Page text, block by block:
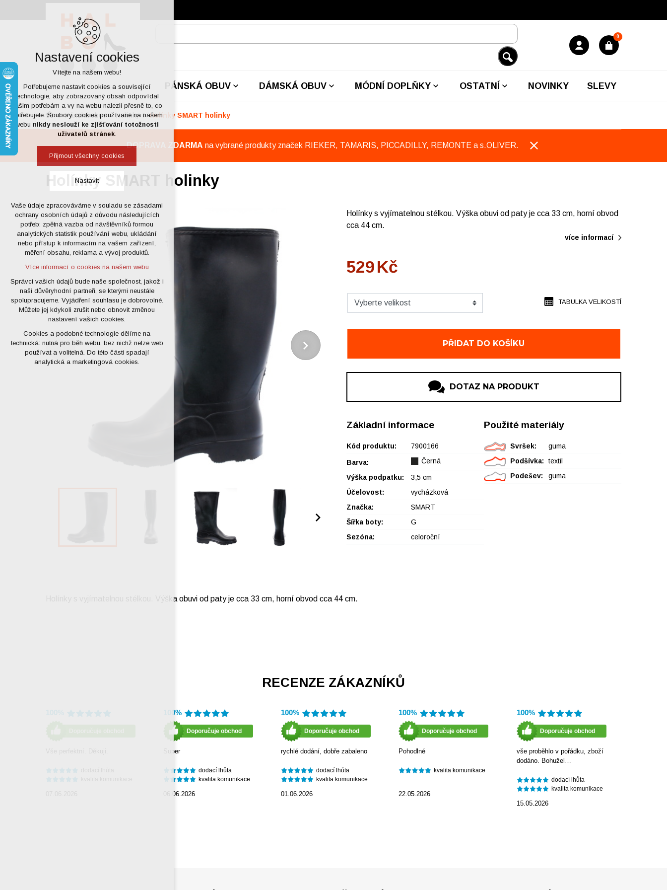
0
PÁNSKÁ OBUV DÁMSKÁ OBUV MÓDNÍ DOPLŇKY OSTATNÍ NOVINKY SLEVY
Pánská obuv Holínky Holínky SMART holinky
DOPRAVA ZDARMA na vybrané produkty značek RIEKER, TAMARIS, PICCADILLY, REMONTE a s.OLIVER.
Holínky SMART holinky
Holínky s vyjímatelnou stélkou. Výška obuvi od paty je cca 33 cm, horní obvod
cca 44 cm.
více informací
529Kč
PŘIDAT DO KOŠÍKU
TABULKA VELIKOSTÍ
DOTAZ NA PRODUKT
Základní informace
Kód produktu: 7900166
Barva: Černá
Výška podpatku:
3,5 cm
Účelovost:
vycházková
Značka:
SMART
Šířka boty:
G
Sezóna:
celoroční
Použité materiály
Svršek:
guma
Podšívka:
textil
Podešev:
guma
Holínky s vyjímatelnou stélkou. Výška obuvi od paty je cca 33 cm, horní obvod cca 44 cm.
RECENZE ZÁKAZNÍKŮ
100%
Doporučuje obchod
Super
dodací lhůta
kvalita komunikace
06.06.2026
100%
Doporučuje obchod
rychlé dodání, dobře zabaleno
dodací lhůta
kvalita komunikace
01.06.2026
100%
Doporučuje obchod
Pohodlné
kvalita komunikace
22.05.2026
100%
Doporučuje obchod
vše proběhlo v pořádku, zboží
dodáno. Bohužel…
dodací lhůta
kvalita komunikace
15.05.2026
Nastavení cookies
Vítejte na našem webu!
Potřebujeme nastavit cookies a související
technologie, aby zobrazovaný obsah odpovídal
vašim potřebám a vy na webu nalezli přesně to, co
potřebujete. Soubory cookies používané na našem
webu nikdy neslouží ke zjišťování totožnosti
uživatelů stránek.
Přijmout všechny cookies
Nastavit
Technická cookies
nutná pro provozování webu
udržení kontextu stránek (session):
případná přihlášení, volby jazyka, apod.
Volitelná cookies
analytická pro anonymizované
vyhodnocení návštěvnosti
marketingová cookies (Google)
Více informací o cookies na našem webu
Přijmout všechny cookies
Odmítnout vše
Vaše údaje zpracováváme v souladu se zásadami
ochrany osobních údajů z důvodu následujících
potřeb: zpětná vazba od návštěvníků formou
analytických statistik používání webu, ukládání
nebo přístup k informacím na vašem zařízení,
měření obsahu, reklama a vývoj produktů.
Více informací o cookies na našem webu
Správci vašich údajů bude naše společnost, jakož i
naši důvěryhodní partneři, se kterými neustále
spolupracujeme. Vyjádření souhlasu je dobrovolné.
Můžete jej kdykoli zrušit nebo obnovit změnou
nastavení vašich cookies.
Cookies a podobné technologie dělíme na
technická: nutná pro běh webu, bez nichž nelze web
používat a volitelná. Do této části spadají
analytická a marketingová cookies.